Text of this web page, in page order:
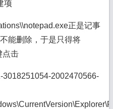
项
notepad.exe正是记事
能删除，于是只得将
点击
2002470566-